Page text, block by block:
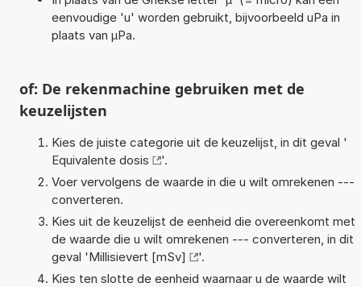
eenvoudige 'u' worden gebruikt, bijvoorbeeld uPa in
plaats van µPa.
of: De rekenmachine gebruiken met de
keuzelijsten
Kies de juiste categorie uit de keuzelijst, in dit geval '
Equivalente dosis
'.
Voer vervolgens de waarde in die u wilt omrekenen ---
converteren.
Kies uit de keuzelijst de eenheid die overeenkomt met
de waarde die u wilt omrekenen --- converteren, in dit
geval 'Millisievert [mSv]
'.
Kies ten slotte de eenheid waarnaar u de waarde wilt